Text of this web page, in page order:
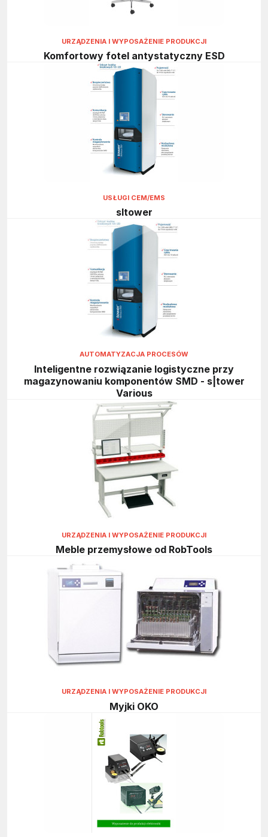
URZĄDZENIA I WYPOSAŻENIE PRODUKCJI
Komfortowy fotel antystatyczny ESD
USŁUGI CEM/EMS
sItower
AUTOMATYZACJA PROCESÓW
Inteligentne rozwiązanie logistyczne przy
magazynowaniu komponentów SMD - s|tower
Various
URZĄDZENIA I WYPOSAŻENIE PRODUKCJI
Meble przemysłowe od RobTools
URZĄDZENIA I WYPOSAŻENIE PRODUKCJI
Myjki OKO